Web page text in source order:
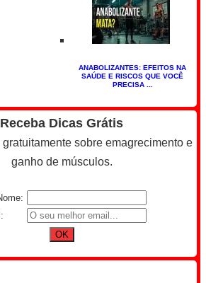
ANABOLIZANTES: EFEITOS NA
SAÚDE E RISCOS QUE VOCÊ
PRECISA ...
Receba Dicas Grátis
sobre emagrecimento e
ganho de músculos.